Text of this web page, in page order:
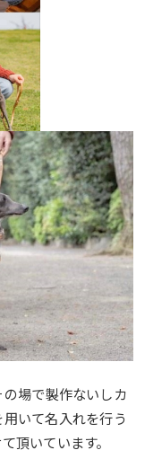
場で製作ないしカ
いて名入れを行う
頂いています。